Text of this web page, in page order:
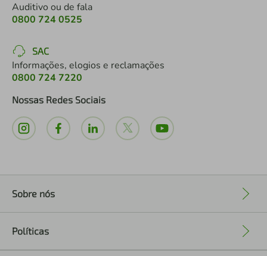
Auditivo ou de fala
0800 724 0525
SAC
Informações, elogios e reclamações
0800 724 7220
Nossas Redes Sociais
Sobre nós
Políticas